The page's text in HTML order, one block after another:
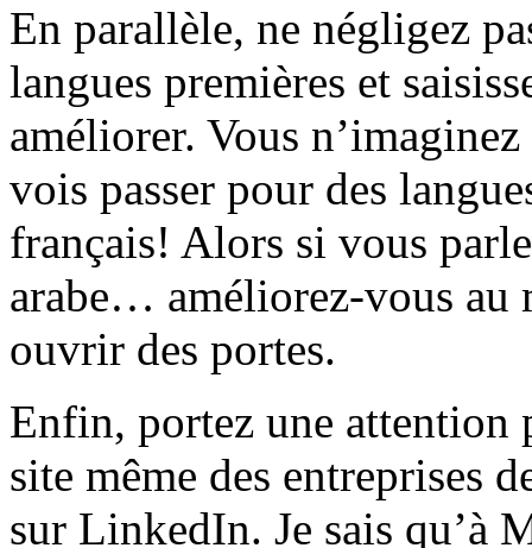
En parallèle, ne négligez
langues premières et
améliorer. Vous
vois passer pour des
français! Alors si vous
arabe… améliorez-vous au
ouvrir des portes.
Enfin, portez une attention
site même des entreprises
sur LinkedIn. Je sais qu’à